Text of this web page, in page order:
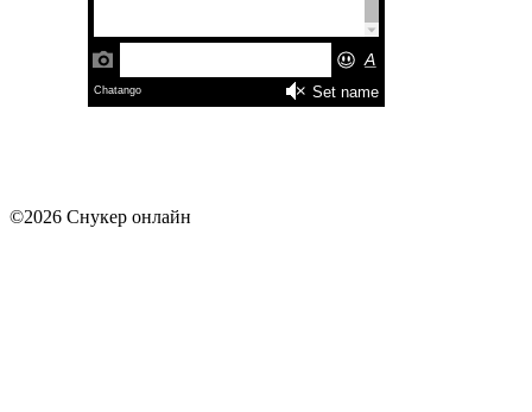
©2026 Снукер онлайн